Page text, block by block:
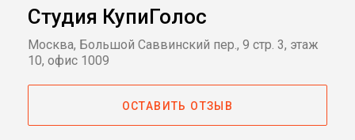
Студия КупиГолос
Москва, Большой Саввинский пер., 9 стр. 3, этаж
10, офис 1009
ОСТАВИТЬ ОТЗЫВ